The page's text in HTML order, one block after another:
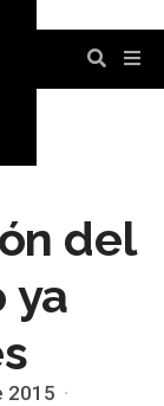
del
ya
2015